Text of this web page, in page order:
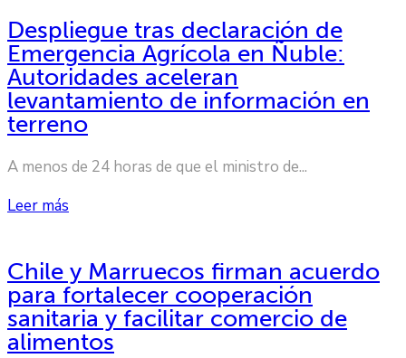
Despliegue tras declaración de
Emergencia Agrícola en Ñuble:
Autoridades aceleran
levantamiento de información en
terreno
A menos de 24 horas de que el ministro de...
Leer más
Chile y Marruecos firman acuerdo
para fortalecer cooperación
sanitaria y facilitar comercio de
alimentos